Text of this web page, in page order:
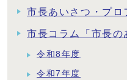
市長あいさつ・プロ
市長コラム「市長の
令和8年度
令和7年度